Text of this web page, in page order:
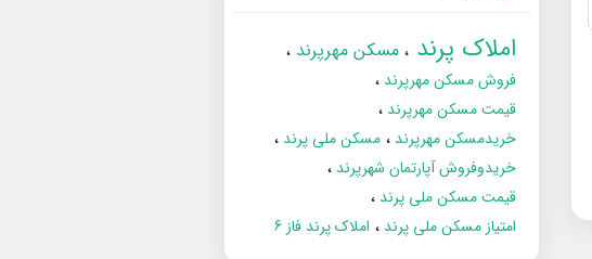
املاک پرند مسکن مهرپرند
فروش مسکن مهرپرند
قیمت مسکن مهرپرند
خریدمسکن مهرپرند
مسکن ملی پرند
خریدوفروش آپارتمان شهرپرند
قیمت مسکن ملی پرند
امتیاز مسکن ملی پرند
املاک پرند فاز 6